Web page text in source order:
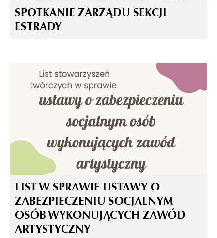
SPOTKANIE ZARZĄDU SEKCJI
ESTRADY
LIST W SPRAWIE USTAWY O
ZABEZPIECZENIU SOCJALNYM
OSÓB WYKONUJĄCYCH ZAWÓD
ARTYSTYCZNY